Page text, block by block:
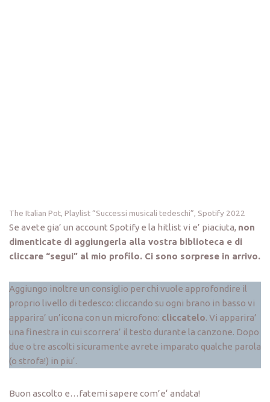
The Italian Pot, Playlist “Successi musicali tedeschi”, Spotify 2022
Se avete gia’ un account Spotify e la hitlist vi e’ piaciuta, non
dimenticate di aggiungerla alla vostra biblioteca e di
cliccare “segui” al mio profilo. Ci sono sorprese in arrivo.
Aggiungo inoltre un consiglio per chi vuole approfondire il
proprio livello di tedesco: cliccando su ogni brano in basso vi
apparira’ un’icona con un microfono: cliccatelo. Vi apparira’
una finestra in cui scorrera’ il testo durante la canzone. Dopo
due o tre ascolti sicuramente avrete imparato qualche parola
(o strofa!) in piu‘.
Buon ascolto e…fatemi sapere com’e‘ andata!